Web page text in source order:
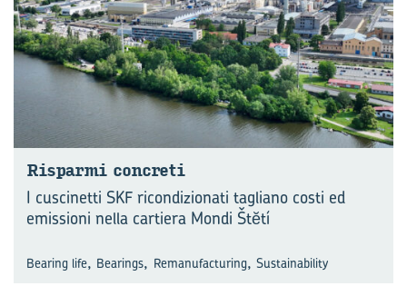
Ri­spar­mi con­cre­ti
I cuscinetti SKF ricondizionati tagliano costi ed
emissioni nella cartiera Mondi Štĕtí
Bearing life, Bearings, Remanufacturing, Sustainability